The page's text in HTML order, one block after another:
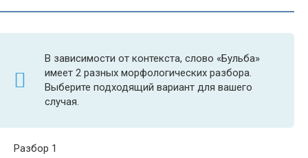
В зависимости от контекста, слово «Бульба»
имеет 2 разных морфологических разбора.
Выберите подходящий вариант для вашего
случая.
Разбор 1